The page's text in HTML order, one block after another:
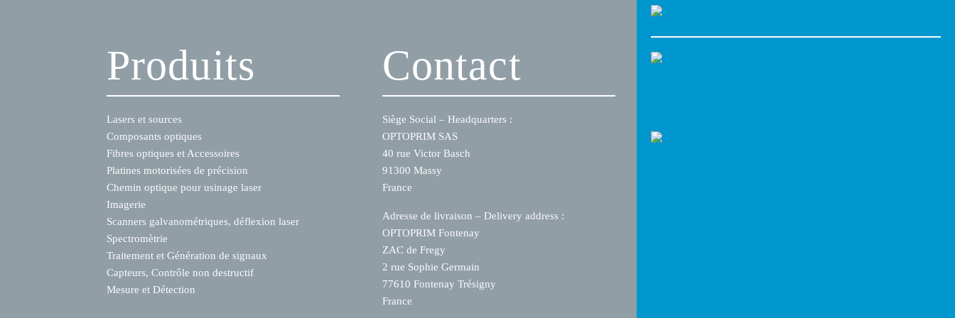
Produits
Lasers et sources
Composants optiques
Fibres optiques et Accessoires
Platines motorisées de précision
Chemin optique pour usinage laser
Imagerie
Scanners galvanométriques, déflexion laser
Spectromètrie
Traitement et Génération de signaux
Capteurs, Contrôle non destructif
Mesure et Détection
Contact
Siège Social – Headquarters :
OPTOPRIM SAS
40 rue Victor Basch
91300 Massy
France
Adresse de livraison – Delivery address :
OPTOPRIM Fontenay
ZAC de Fregy
2 rue Sophie Germain
77610 Fontenay Trésigny
France